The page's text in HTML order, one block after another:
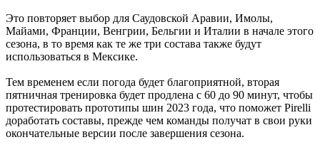
Это повторяет выбор для Саудовской Аравии, Имолы,
Майами, Франции, Венгрии, Бельгии и Италии в начале этого
сезона, в то время как те же три состава также будут
использоваться в Мексике.
Тем временем если погода будет благоприятной, вторая
пятничная тренировка будет продлена с 60 до 90 минут, чтобы
протестировать прототипы шин 2023 года, что поможет Pirelli
доработать составы, прежде чем команды получат в свои руки
окончательные версии после завершения сезона.